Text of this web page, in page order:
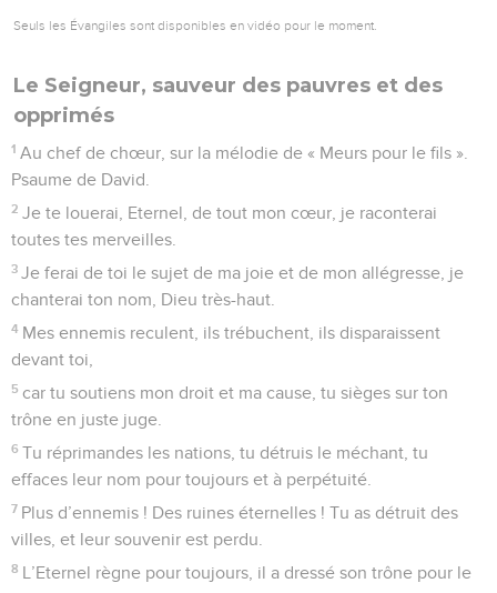
Chantez en l’honneur de l’Eternel, qui siège à Sion,
proclamez ses hauts faits parmi les peuples,
13 car il venge le sang versé, il s’en souvient, il n’oublie pas
le cri des malheureux !
14 Fais-moi grâce, Eternel, vois la misère où me réduisent
mes ennemis ! Retire-moi des portes de la mort,
15 afin que je raconte toutes tes louanges dans les portes de
Sion et que je me réjouisse de ton salut !
16 Les nations tombent dans la fosse qu’elles ont creusée,
leur pied se prend dans le filet qu’elles ont caché.
L’Eternel se fait connaître, il fait droit, il prend le méchant à
son propre piège. – Jeu d’instruments. Pause.
Que les méchants rejoignent le séjour des morts avec
toutes les nations qui oublient Dieu,
19 car le pauvre n’est pas oublié définitivement, l’espérance
des malheureux n’est pas perdue pour toujours !
20 Lève-toi, Eternel, que l’homme ne triomphe pas, que les